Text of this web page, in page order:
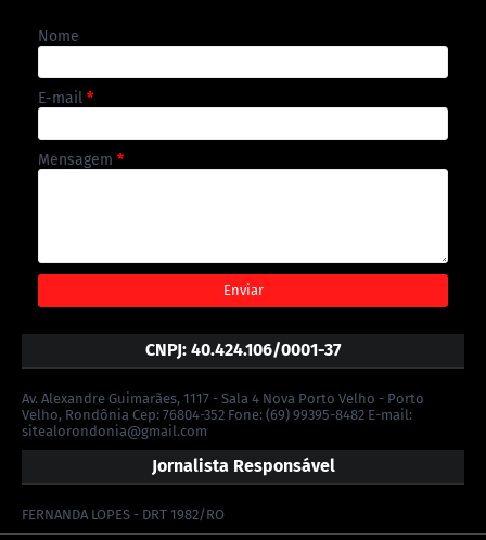
Nome
E-mail *
Mensagem *
CNPJ: 40.424.106/0001-37
Av. Alexandre Guimarães, 1117 - Sala 4 Nova Porto Velho - Porto
Velho, Rondônia Cep: 76804-352 Fone: (69) 99395-8482 E-mail:
sitealorondonia@gmail.com
Jornalista Responsável
FERNANDA LOPES - DRT 1982/RO